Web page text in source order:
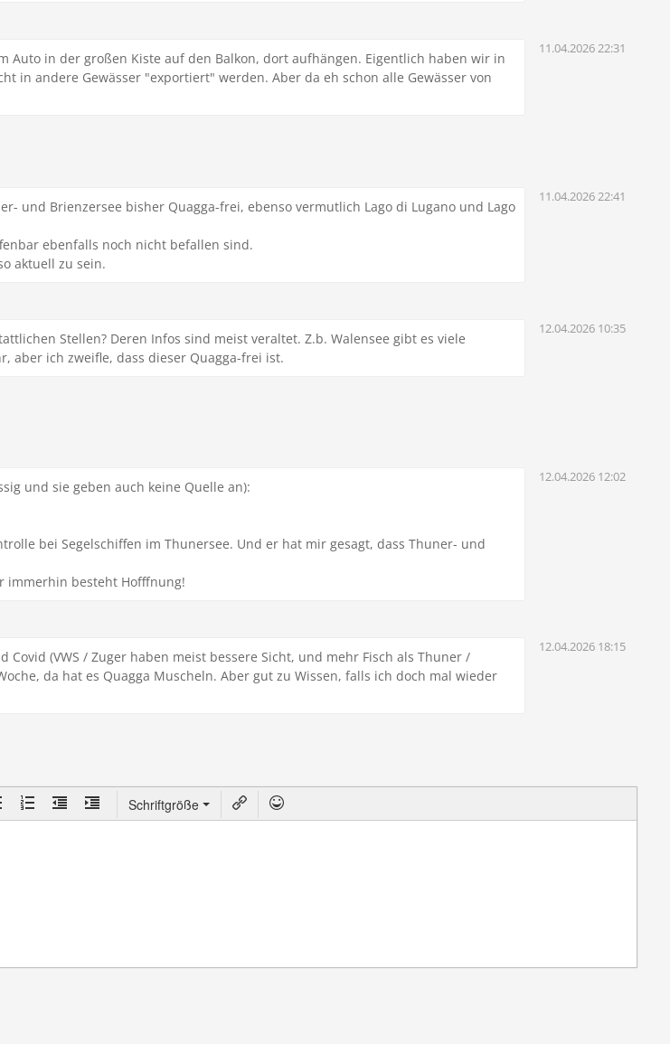
11.04.2026 22:31
Auto in der großen Kiste auf den Balkon, dort aufhängen. Eigentlich haben wir in
in andere Gewässer "exportiert" werden. Aber da eh schon alle Gewässer von
11.04.2026 22:41
und Brienzersee bisher Quagga-frei, ebenso vermutlich Lago di Lugano und Lago
ebenfalls noch nicht befallen sind.
aktuell zu sein.
12.04.2026 10:35
Stellen? Deren Infos sind meist veraltet. Z.b. Walensee gibt es viele
aber ich zweifle, dass dieser Quagga-frei ist.
12.04.2026 12:02
und sie geben auch keine Quelle an):
bei Segelschiffen im Thunersee. Und er hat mir gesagt, dass Thuner- und
immerhin besteht Hofffnung!
12.04.2026 18:15
(VWS / Zuger haben meist bessere Sicht, und mehr Fisch als Thuner /
da hat es Quagga Muscheln. Aber gut zu Wissen, falls ich doch mal wieder
Schriftgröße